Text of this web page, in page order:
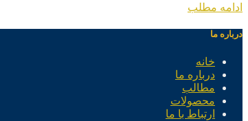
ادامه مطلب
درباره ما
خانه
درباره ما
مطالب
محصولات
ارتباط با ما